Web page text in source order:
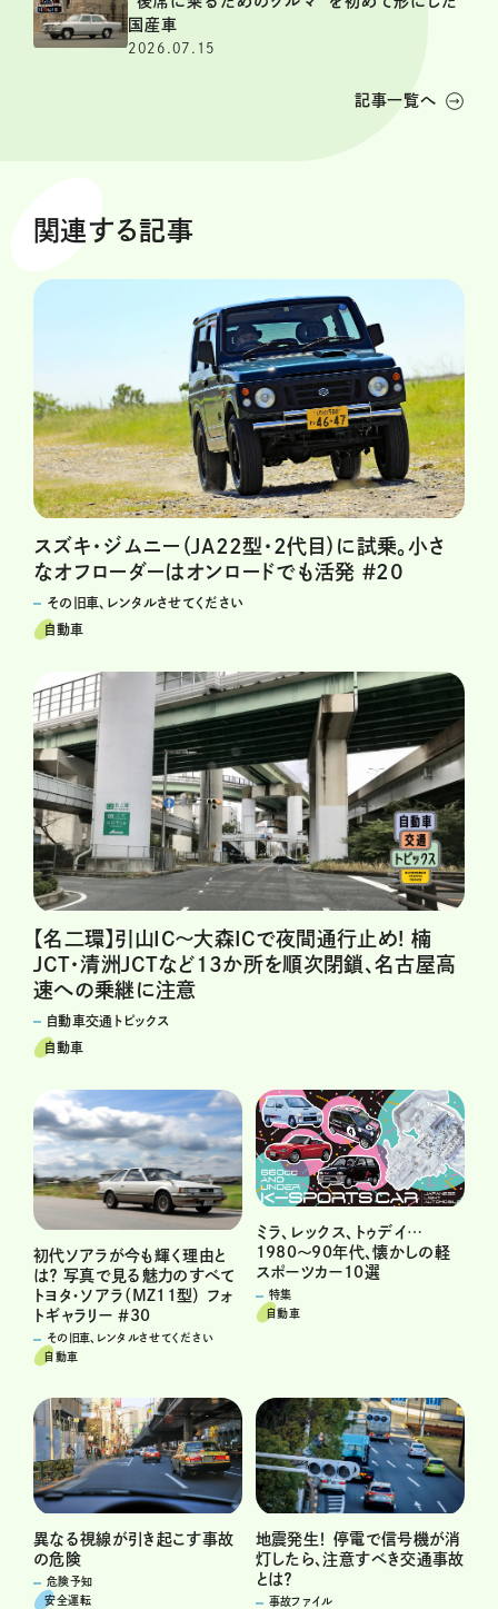
国産車
2026.07.15
記事一覧へ
関連する記事
スズキ・ジムニー（JA22型・2代目）に試乗。小さ
なオフローダーはオンロードでも活発 ＃20
その旧車、レンタルさせてください
自動車
【名二環】引山IC～大森ICで夜間通行止め! 楠
JCT・清洲JCTなど13か所を順次閉鎖、名古屋高
速への乗継に注意
自動車交通トピックス
自動車
初代ソアラが今も輝く理由と
は？ 写真で見る魅力のすべて
トヨタ・ソアラ（MZ11型） フォ
トギャラリー ＃30
その旧車、レンタルさせてください
自動車
ミラ、レックス、トゥデイ…
1980〜90年代、懐かしの軽
スポーツカー10選
特集
自動車
異なる視線が引き起こす事故
の危険
危険予知
安全運転
地震発生！ 停電で信号機が消
灯したら、注意すべき交通事故
とは？
事故ファイル